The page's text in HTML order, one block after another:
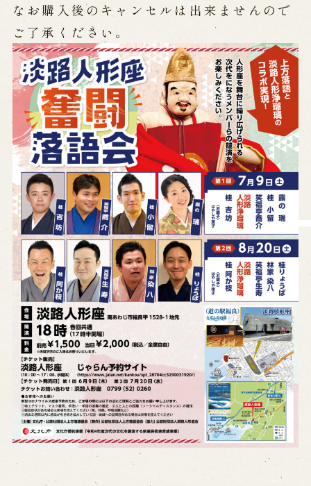
ご利用案内
営業日時・料金 アクセス 館内のご案内
お問い合わせ
よくあるご質問
メールでお問い合わせ
お電話でお問い合わせ
予約
WEB予約
メールフォームから予約
お電話で予約
求人情報
※株式会社うずのくに南あわじの求人情報ページへ移動します
関連施設
通販サイトうずのくに
うずの丘大鳴門橋記念館
なお購入後のキャンセルは出来ませんので
ご了承ください。